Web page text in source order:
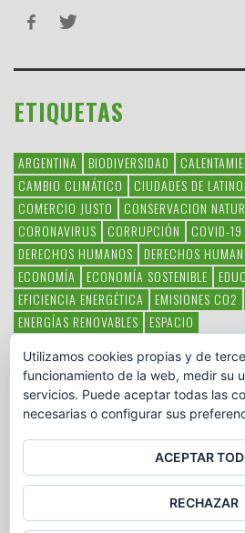
ETIQUETAS
ARGENTINA BIODIVERSIDAD
CAMBIO CLIMÁTICO
CIUDADES DE
COMERCIO JUSTO
CONSERVACION
CORONAVIRUS
CORRUPCIÓN COVID-19
DERECHOS HUMANOS
DERECHOS
ECONOMÍA
ECONOMÍA SOSTENIBLE
EFICIENCIA ENERGÉTICA
EMISIONES CO2
ENERGÍAS RENOVABLES
ESPACIO
HAMBRE LATINOAMÉRICA MEDIO
OBJETIVOS DEL MILENIO
ONGS PAZ
PUEBLOS INDÍGENAS RSC RSE
SOLIDARIDAD SOSTENIBILIDAD
Utilizamos cookies propias y de
funcionamiento de la web, medir su
servicios. Puede aceptar todas las
necesarias o configurar sus
ACEPTAR
RECHAZAR